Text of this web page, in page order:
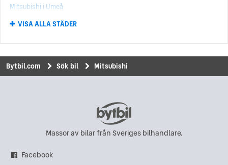
Mitsubishi Space Runner
Mitsubishi i (1)
Mitsubishi i Umeå
Mitsubishi i Norrköping
Mitsubishi i Upplands Väsby
Mitsubishi i Kungsbacka
Mitsubishi i Uddevalla
Mitsubishi i Karlskrona
VISA ALLA STÄDER
Bytbil.com Sök bil Mitsubishi
Massor av bilar från Sveriges bilhandlare.
Facebook